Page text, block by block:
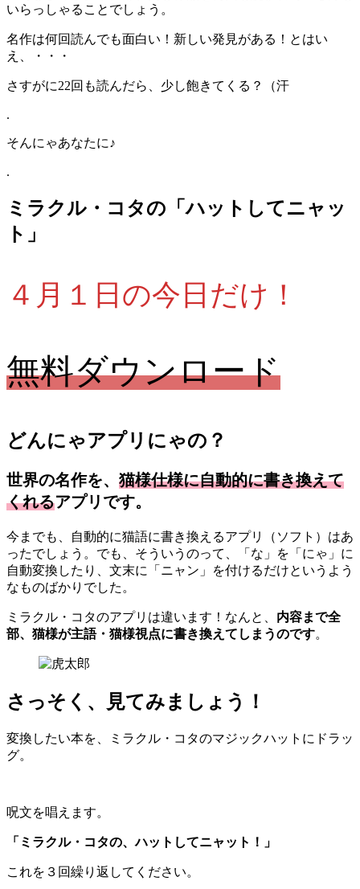
いらっしゃることでしょう。
名作は何回読んでも面白い！新しい発見がある！とはい
え、・・・
さすがに22回も読んだら、少し飽きてくる？（汗
.
そんにゃあなたに♪
.
ミラクル・コタの「ハットしてニャッ
ト」
４月１日の今日だけ！
無料ダウンロード
どんにゃアプリにゃの？
世界の名作を、 猫様仕様に自動的に書き換えて
くれるアプリです。
今までも、自動的に猫語に書き換えるアプリ（ソフト）はあ
ったでしょう。でも、そういうのって、「な」を「にゃ」に
自動変換したり、文末に「ニャン」を付けるだけというよう
なものばかりでした。
ミラクル・コタのアプリは違います！なんと、 内容まで全
部、猫様が主語・猫様視点に書き換えてしまうのです。
さっそく、見てみましょう！
変換したい本を、ミラクル・コタのマジックハットにドラッ
グ。
呪文を唱えます。
「ミラクル・コタの、ハットしてニャット！」
これを３回繰り返してください。